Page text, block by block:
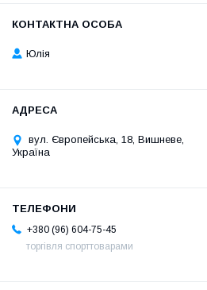
Юлія
вул. Європейська, 18, Вишневе,
Україна
+380 (96) 604-75-45
торгівля спорттоварами